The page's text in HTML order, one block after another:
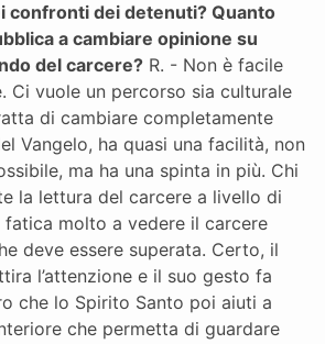
confronti dei detenuti? Quanto
a cambiare opinione su
del carcere? R. - Non è facile
Ci vuole un percorso sia culturale
di cambiare completamente
Vangelo, ha quasi una facilità, non
ma ha una spinta in più. Chi
la lettura del carcere a livello di
fatica molto a vedere il carcere
deve essere superata. Certo, il
l’attenzione e il suo gesto fa
che lo Spirito Santo poi aiuti a
che permetta di guardare